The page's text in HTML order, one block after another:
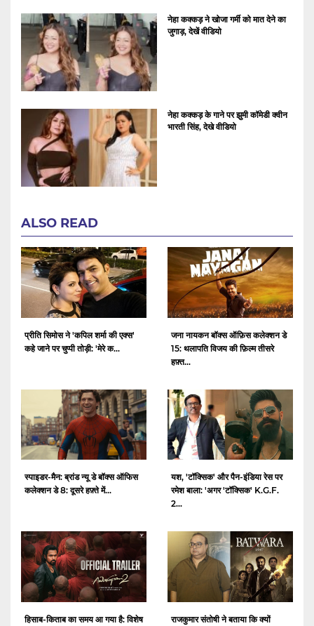
नेहा कक्कड़ ने खोजा गर्मी को मात देने का
जुगाड़, देखें वीडियो
नेहा कक्कड़ के गाने पर झुमी कॉमेडी क्वीन
भारती सिंह, देखे वीडियो
ALSO READ
प्रीति सिमोस ने 'कपिल शर्मा की एक्स'
कहे जाने पर चुप्पी तोड़ी: 'मेरे क...
जना नायकन बॉक्स ऑफ़िस कलेक्शन डे
15: थलापति विजय की फ़िल्म तीसरे
हफ़्त...
स्पाइडर-मैन: ब्रांड न्यू डे बॉक्स ऑफिस
कलेक्शन डे 8: दूसरे हफ़्ते में...
यश, 'टॉक्सिक' और पैन-इंडिया रेस पर
रमेश बाला: 'अगर 'टॉक्सिक' K.G.F.
2...
हिसाब-किताब का समय आ गया है: विशेष
राजकुमार संतोषी ने बताया कि क्यों